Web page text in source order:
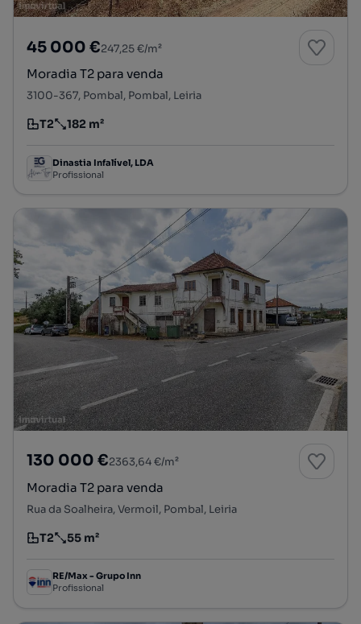
45 000 €247,25 €/m²
Moradia T2 para venda
3100-367, Pombal, Pombal, Leiria
Tipologia
T2
Preço por metro quadrado
182 m²
Dinastia Infalível, LDA
Profissional
130 000 €2363,64 €/m²
Moradia T2 para venda
Rua da Soalheira, Vermoil, Pombal, Leiria
Tipologia
T2
Preço por metro quadrado
55 m²
RE/Max - Grupo Inn
Profissional